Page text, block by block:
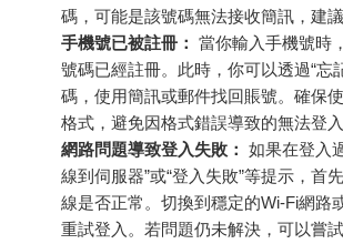
碼，可能是該號碼無法接收簡訊，建議
手機號已被註冊： 當你輸入手機號時
號碼已經註冊。此時，你可以透過“忘
碼，使用簡訊或郵件找回賬號。確保
格式，避免因格式錯誤導致的無法登入
網路問題導致登入失敗： 如果在登入
線到伺服器”或“登入失敗”等提示，首
線是否正常。切換到穩定的Wi-Fi網路
重試登入。若問題仍未解決，可以嘗